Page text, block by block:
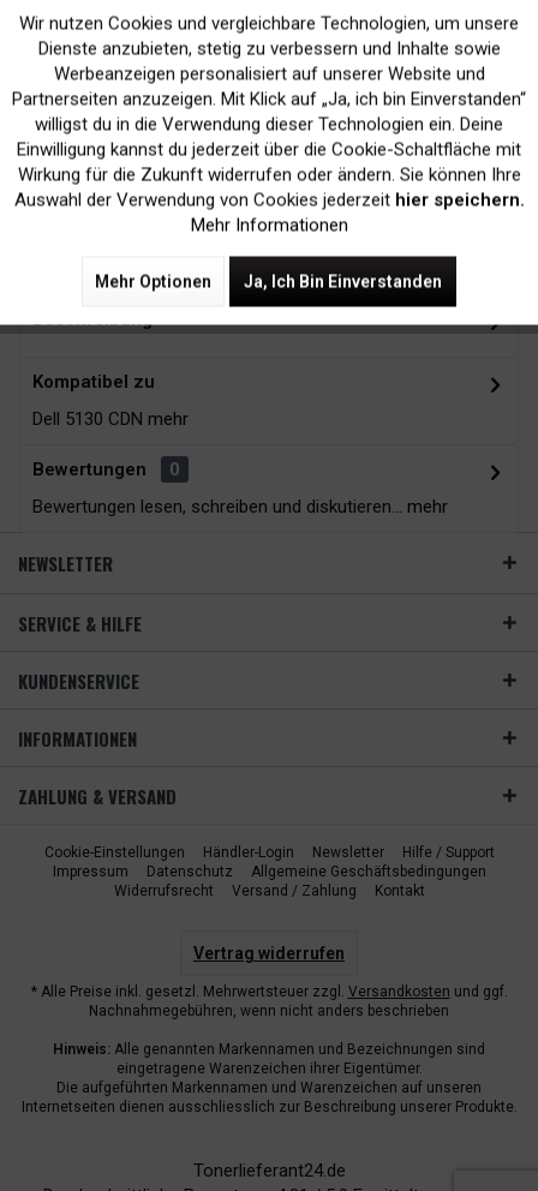
Kein Verlust der
Druckergarantie
Versand innerhalb von
24H*
Beschreibung
Kompatibel zu
Dell 5130 CDN mehr
Bewertungen
0
Bewertungen lesen, schreiben und diskutieren... mehr
NEWSLETTER
SERVICE & HILFE
KUNDENSERVICE
INFORMATIONEN
ZAHLUNG & VERSAND
Cookie-Einstellungen Händler-Login Newsletter
Hilfe / Support
Impressum
Datenschutz
Allgemeine Geschäftsbedingungen
Widerrufsrecht
Versand / Zahlung Kontakt
Vertrag widerrufen
* Alle Preise inkl. gesetzl. Mehrwertsteuer zzgl. Versandkosten und ggf.
Nachnahmegebühren, wenn nicht anders beschrieben
Hinweis: Alle genannten Markennamen und Bezeichnungen sind
eingetragene Warenzeichen ihrer Eigentümer.
Die aufgeführten Markennamen und Warenzeichen auf unseren
Internetseiten dienen ausschliesslich zur Beschreibung unserer Produkte.
Tonerlieferant24.de
Funktionale Aktiv
Marketing Inaktiv
Tracking Inaktiv
Wir nutzen Cookies und vergleichbare Technologien, um unsere
Dienste anzubieten, stetig zu verbessern und Inhalte sowie
Werbeanzeigen personalisiert auf unserer Website und
Partnerseiten anzuzeigen. Mit Klick auf „Ja, ich bin Einverstanden“
willigst du in die Verwendung dieser Technologien ein. Deine
Einwilligung kannst du jederzeit über die Cookie-Schaltfläche mit
Wirkung für die Zukunft widerrufen oder ändern. Sie können Ihre
Auswahl der Verwendung von Cookies jederzeit hier speichern.
Mehr Informationen
Mehr Optionen Ja, Ich Bin Einverstanden